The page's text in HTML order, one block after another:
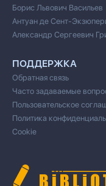
Борис Львович Васильев
Антуан де Сент-
Александр Сергеевич
ПОДДЕРЖКА
Обратная связь
Часто задаваемые
Пользовательское
Политика
Cookie